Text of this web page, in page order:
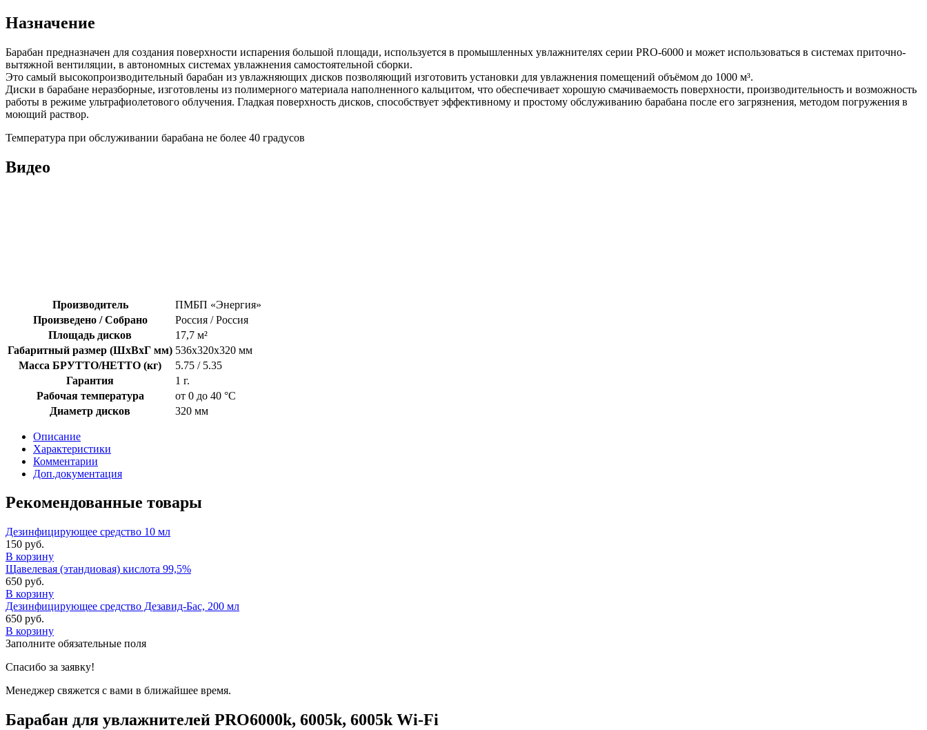
Назначение
Барабан предназначен для создания поверхности испарения большой площади, используется в промышленных увлажнителях серии PRO-6000 и может использоваться в системах приточно-
вытяжной вентиляции, в автономных системах увлажнения самостоятельной сборки.
Это самый высокопроизводительный барабан из увлажняющих дисков позволяющий изготовить установки для увлажнения помещений объёмом до 1000 м³.
Диски в барабане неразборные, изготовлены из полимерного материала наполненного кальцитом, что обеспечивает хорошую смачиваемость поверхности, производительность и возможность
работы в режиме ультрафиолетового облучения. Гладкая поверхность дисков, способствует эффективному и простому обслуживанию барабана после его загрязнения, методом погружения в
моющий раствор.
Температура при обслуживании барабана не более 40 градусов
Видео
Производитель
ПМБП «Энергия»
Произведено / Собрано
Россия / Россия
Площадь дисков
17,7 м²
Габаритный размер (ШхВхГ мм) 536х320x320 мм
Масса БРУТТО/НЕТТО (кг)
5.75 / 5.35
Гарантия
1 г.
Рабочая температура
от 0 до 40 °С
Диаметр дисков
320 мм
Описание
Характеристики
Комментарии
Доп.документация
Рекомендованные товары
Дезинфицирующее средство 10 мл
150 руб.
В корзину
Щавелевая (этандиовая) кислота 99,5%
650 руб.
В корзину
Дезинфицирующее средство Дезавид-Бас, 200 мл
650 руб.
В корзину
Заполните обязательные поля
Спасибо за заявку!
Менеджер свяжется с вами в ближайшее время.
Барабан для увлажнителей PRO6000k, 6005k, 6005k Wi-Fi